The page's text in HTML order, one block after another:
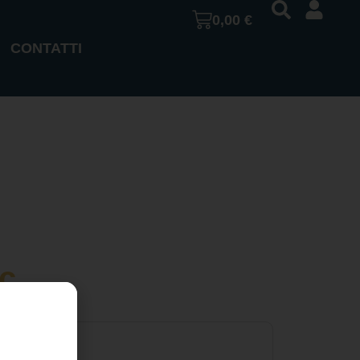
CONTATTI
0,00€